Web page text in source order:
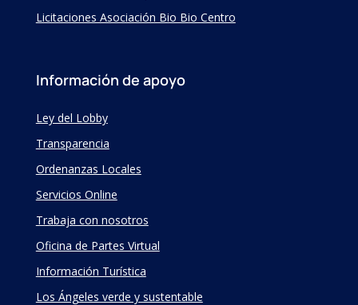
Licitaciones Asociación Bio Bio Centro
Información de apoyo
Ley del Lobby
Transparencia
Ordenanzas Locales
Servicios Online
Trabaja con nosotros
Oficina de Partes Virtual
Información Turística
Los Ángeles verde y sustentable